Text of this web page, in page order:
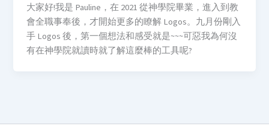
大家好!我是 Pauline，在 2021 從神學院畢業，進入到教
會全職事奉後，才開始更多的瞭解 Logos。九月份剛入
手 Logos 後，第一個想法和感受就是~~~可惡我為何沒
有在神學院就讀時就了解這麼棒的工具呢?